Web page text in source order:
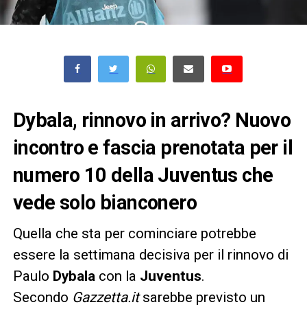
Dybala, rinnovo in arrivo? Nuovo
incontro e fascia prenotata per il
numero 10 della Juventus che
vede solo bianconero
Quella che sta per cominciare potrebbe
essere la settimana decisiva per il rinnovo di
Paulo Dybala con la Juventus.
Secondo Gazzetta.itsarebbe previsto un